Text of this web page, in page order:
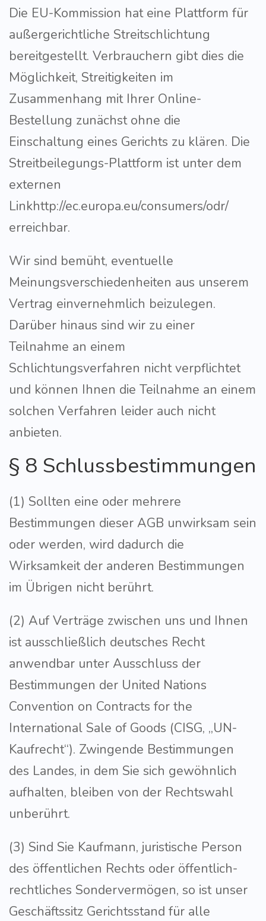
Die EU-Kommission hat eine Plattform für
außergerichtliche Streitschlichtung
bereitgestellt. Verbrauchern gibt dies die
Möglichkeit, Streitigkeiten im
Zusammenhang mit Ihrer Online-
Bestellung zunächst ohne die
Einschaltung eines Gerichts zu klären. Die
Streitbeilegungs-Plattform ist unter dem
externen
Linkhttp://ec.europa.eu/consumers/odr/
erreichbar.
Wir sind bemüht, eventuelle
Meinungsverschiedenheiten aus unserem
Vertrag einvernehmlich beizulegen.
Darüber hinaus sind wir zu einer
Teilnahme an einem
Schlichtungsverfahren nicht verpflichtet
und können Ihnen die Teilnahme an einem
solchen Verfahren leider auch nicht
anbieten.
§ 8 Schlussbestimmungen
(1) Sollten eine oder mehrere
Bestimmungen dieser AGB unwirksam sein
oder werden, wird dadurch die
Wirksamkeit der anderen Bestimmungen
im Übrigen nicht berührt.
(2) Auf Verträge zwischen uns und Ihnen
ist ausschließlich deutsches Recht
anwendbar unter Ausschluss der
Bestimmungen der United Nations
Convention on Contracts for the
International Sale of Goods (CISG, „UN-
Kaufrecht“). Zwingende Bestimmungen
des Landes, in dem Sie sich gewöhnlich
aufhalten, bleiben von der Rechtswahl
unberührt.
(3) Sind Sie Kaufmann, juristische Person
des öffentlichen Rechts oder öffentlich-
rechtliches Sondervermögen, so ist unser
Geschäftssitz Gerichtsstand für alle